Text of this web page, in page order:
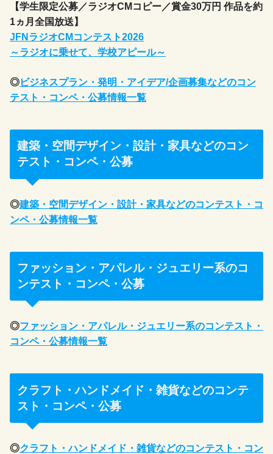
【学生限定公募／ラジオCMコピー／賞金30万円 作品を約
1ヵ月全国放送】
JFNラジオCMコンテスト2026
～ラジオに乗せて、学校アピール～
◎ビジネスプラン・発明・アイデア/企画募集などのコン
テスト・コンペ・公募情報一覧
建築・空間デザイン・設計・家具などのコン
テスト・コンペ・公募
◎建築・空間デザイン・設計・家具などのコンテスト・コ
ンペ・公募情報一覧
ファッション・アパレル・ジュエリー系のコ
ンテスト・コンペ・公募
◎ファッション・アパレル・ジュエリー系のコンテスト・
コンペ・公募情報一覧
クラフト・ハンドメイド・雑貨などのコンテ
スト・コンペ・公募
◎クラフト・ハンドメイド・雑貨などのコンテスト・コン